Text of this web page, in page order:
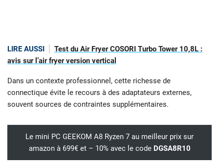
LIRE AUSSI
Test du Air Fryer COSORI Turbo Tower 10,8L :
avis sur l’air fryer version vertical
Dans un contexte professionnel, cette richesse de
connectique évite le recours à des adaptateurs externes,
souvent sources de contraintes supplémentaires.
Le mini PC GEEKOM A8 Ryzen 7 au meilleur prix sur
amazon à 699€ et – 10% avec le code DGSA8R10